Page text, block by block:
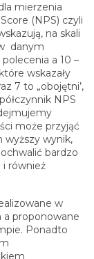
mierzenia
(NPS) czyli
na skali
danym
a 10 –
wskazały
7 to „obojętni’,
NPS
może przyjąć
wyższy wynik,
bardzo
i również
w
a proponowane
Ponadto